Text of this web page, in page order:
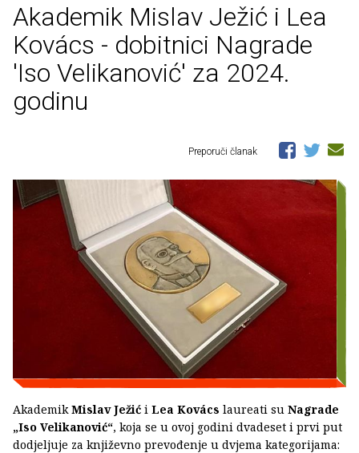
Akademik Mislav Ježić i Lea
Kovács - dobitnici Nagrade
'Iso Velikanović' za 2024.
godinu
Preporuči članak
Akademik Mislav Ježić i Lea Kovács laureati su Nagrade
„Iso Velikanović“, koja se u ovoj godini dvadeset i prvi put
dodjeljuje za književno prevođenje u dvjema kategorijama: